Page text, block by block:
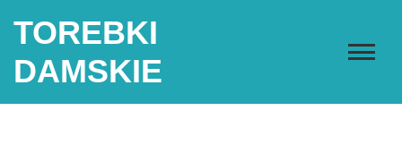
TOREBKI
DAMSKIE